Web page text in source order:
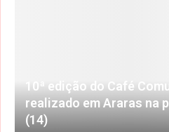
10ª edição do Café
realizado em Araras na
(14)